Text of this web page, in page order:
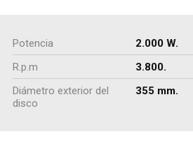
Potencia
2.000 W.
R.p.m
3.800.
Diámetro exterior del
disco
355 mm.